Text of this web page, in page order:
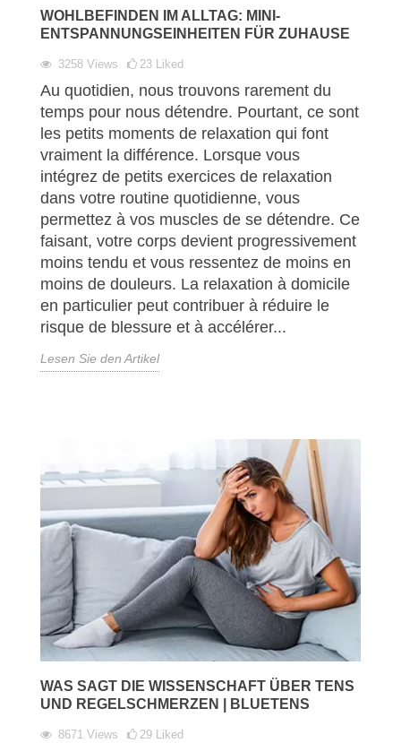
WOHLBEFINDEN IM ALLTAG: MINI-
ENTSPANNUNGSEINHEITEN FÜR ZUHAUSE
3258 Views 23 Liked
Au quotidien, nous trouvons rarement du
temps pour nous détendre. Pourtant, ce sont
les petits moments de relaxation qui font
vraiment la différence. Lorsque vous
intégrez de petits exercices de relaxation
dans votre routine quotidienne, vous
permettez à vos muscles de se détendre. Ce
faisant, votre corps devient progressivement
moins tendu et vous ressentez de moins en
moins de douleurs. La relaxation à domicile
en particulier peut contribuer à réduire le
risque de blessure et à accélérer...
Lesen Sie den Artikel
WAS SAGT DIE WISSENSCHAFT ÜBER TENS
UND REGELSCHMERZEN | BLUETENS
8671 Views 29 Liked